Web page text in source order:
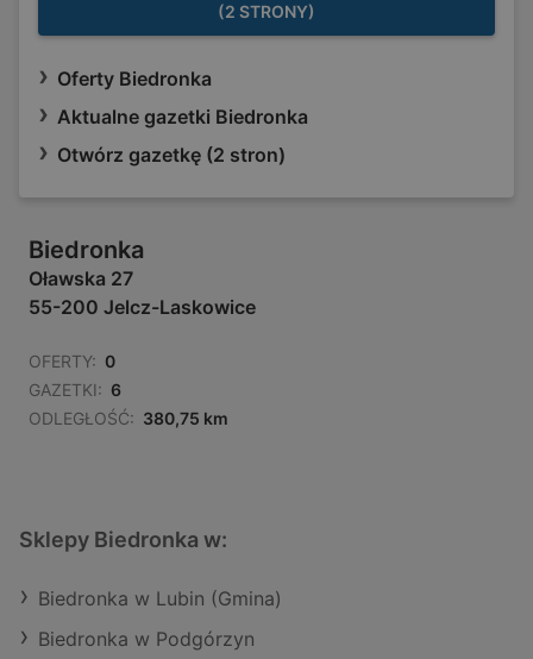
(2 STRONY)
Oferty Biedronka
Aktualne gazetki Biedronka
Otwórz gazetkę (2 stron)
Biedronka
Oławska 27
55-200 Jelcz-Laskowice
OFERTY: 0
GAZETKI: 6
ODLEGŁOŚĆ: 380,75 km
Sklepy Biedronka w:
Biedronka w Lubin (Gmina)
Biedronka w Podgórzyn